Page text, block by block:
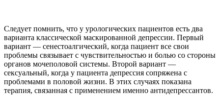
Следует помнить, что у урологических пациентов есть два
варианта классической маскированной депрессии. Первый
вариант — сенестоалгический, когда пациент все свои
проблемы связывает с чувствительностью и болью со стороны
органов мочеполовой системы. Второй вариант —
сексуальный, когда у пациента депрессия сопряжена с
проблемами в половой жизни. В этих случаях показана
терапия, связанная с применением именно антидепрессантов.